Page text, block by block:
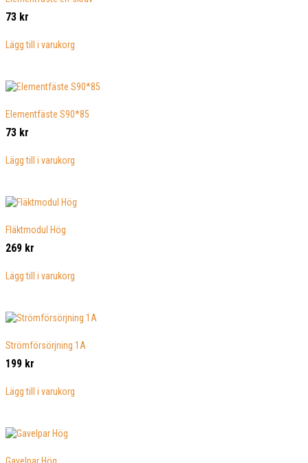
73 kr
Lägg till i varukorg
Elementfäste S90*85
73 kr
Lägg till i varukorg
Fläktmodul Hög
269 kr
Lägg till i varukorg
Strömförsörjning 1A
199 kr
Lägg till i varukorg
Gavelpar Hög